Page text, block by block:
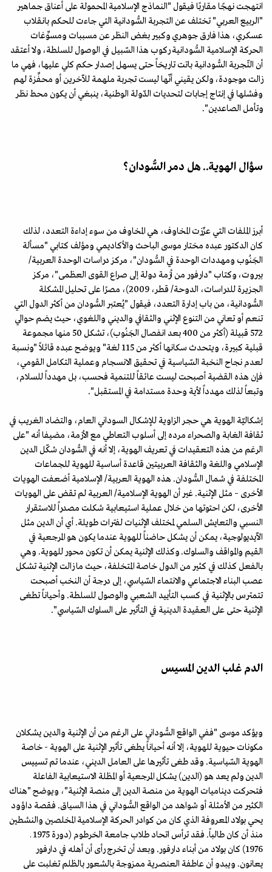
انتهجت نهجًا مقاربًا فيقول "النماذج الإسلامية المحمولة على أعناق جماهير
"الربيع العربي" تختلف عن التجربة السُّودانية التي جاءت للحكم بانقلاب
عسكري، هذا فارق جوهري وكبير بغض النظر عن مسببات ومسوِّغات
الحركة الإسلامية السُّودانية ركوب هذا السّبيل في الوصول للسلطة، ولا أعتقد
أن التّجربة السُّودانية باتت تاريخاً حتى يسهل إصدار حكم كلي عليها، فهي ما
زالت موجودة، ولكن يقيني أنّها ليست تجربة ملهمة للآخرين أو محفِّزة لهم
وفشلها في إنتاج إجابات لتحديات الدّولة الوطنية، ينبغي أن يكون محط نظر
وتأمل الصاعدين".
سؤال الهوية.. هل دمر السُّودان؟
أبرز الملفات التي عزّزت المخاوف، هي المخاوف من سوء إداءة التعدد، لذلك
كان الدكتور عبده مختار موسى الباحث والأكاديمي ومؤلف كتابي "مسألة
الجَنُوب ومهددات الوحدة في السُّودان"، مركز دراسات الوحدة العربية/
بيروت، وكتاب "دارفور من أزمة دولة إلى صراع القوى العظمى"، مركز
الجزيرة للدراسات، الدوحة/ قطر، 2009)، مصرًا على تحليل المشكلة
السُّودانية، من باب إدارة التعدد، فيقول "يُعتبر السُّودان من أكثر الدول التي
تنعم أو تعاني من التنوع الإثني والثقافي والديني واللغوي، حيث يضم حوالي
572 قبيلة (أكثر من 400 بعد انفصال الجَنُوب)، تشكل 50 منها مجموعة
قبلية كبيرة، ويتحدث سكانها أكثر من 115 لغة" ويوضح عبده قائلاً "ونسبة
لعدم نجاح النخبة السّياسية في تحقيق الانسجام وعملية التكامل القومي،
فإن هذه القضية أصبحت ليست عائقاً للتنمية فحسب، بل مهدداً للسلام،
وتبعاً لذلك مهدداً لأية وحدة مستدامة في المستقبل".
إشكاليّة الهوية هي حجر الزاوية للإشكال السوداني العام، والتضاد الغريب في
ثقافة الغابة والصحراء مرده إلى أسلوب التعاطي مع الأزمة، مضيفا أنه "على
الرغم من هذه التعقيدات في تعريف الهوية، إلا أنه في السُّودان شكّل الدين
الإسلامي واللغة والثقافة العربيتين قاعدة أساسية للهوية للجماعات
المختلفة في شمال السُّودان. هذه الهوية العربية/ الإسلامية أضعفت الهويات
الأخرى – مثل الإثنية. غير أن الهوية الإسلامية/ العربية لم تقض على الهويات
الأخرى، لكن احتوتها من خلال عملية استيعابية شكلت مصدراً للاستقرار
النسبي والتعايش السلمي لمختلف الإثنيات لفترات طويلة. أي أن الدين مثل
الآيديولوجية، يمكن أن يشكل حاضناً للهوية عندما يكون هو المرجعية في
القيم والمواقف والسلوك. وكذلك الإثنية يمكن أن تكون محور للهوية. وهي
بالفعل كذلك في كثير من الدول خاصة المتخلفة، حيث ما زالت الإثنية تشكل
عصب البناء الاجتماعي والانتماء السّياسي، إلى درجة أن النخب أصبحت
تتمترس بالإثنية في كسب التأييد الشعبي والوصول للسلطة. وأحياناً تطغى
الإثنية حتى على العقيدة الدينية في التأثير على السلوك السّياسي".
الدم غلب الدين المسيس
ويؤكد موسى "ففي الواقع السُّوداني على الرغم من أن الإثنية والدين يشكلان
مكونات حيوية للهوية، إلا أنه أحياناً يطغى تأثير الإثنية على الهوية - خاصة
الهوية السّياسية. وقد طغى تأثيرها على العامل الديني، عندما تم تسييس
الدين ولم يعد هو (الدين) يشكل المرجعية أو المظلة الاستيعابية الفاعلة
فتحركت ديناميات الهوية من منصة الدين إلى منصة الإثنية"، ويوضح "هناك
الكثير من الأمثلة أو شواهد من الواقع السُّوداني في هذا السياق. فقصة داؤود
يحي بولاد المعروفة الذي كان من كوادر الحركة الإسلامية المخلصين والنشطين
منذ أن كان طالباً. فقد ترأس اتحاد طلاب جامعة الخرطوم (دورة 1975 ـ
1976) كان بولاد من أبناء دارفور. وبعد أن تخرج رأى أن أهله في دارفور
يعانون. ويبدو أن عاطفة العنصرية ممزوجة بالشعور بالظلم تغلبت على